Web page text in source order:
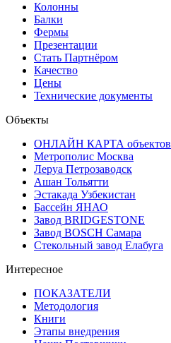
Колонны
Балки
Фермы
Презентации
Стать Партнёром
Качество
Цены
Технические документы
Объекты
ОНЛАЙН КАРТА объектов
Метрополис Москва
Леруа Петрозаводск
Ашан Тольятти
Эстакада Узбекистан
Бассейн ЯНАО
Завод BRIDGESTONE
Завод BOSCH Самара
Стекольный завод Елабуга
Интересное
ПОКАЗАТЕЛИ
Методология
Книги
Этапы внедрения